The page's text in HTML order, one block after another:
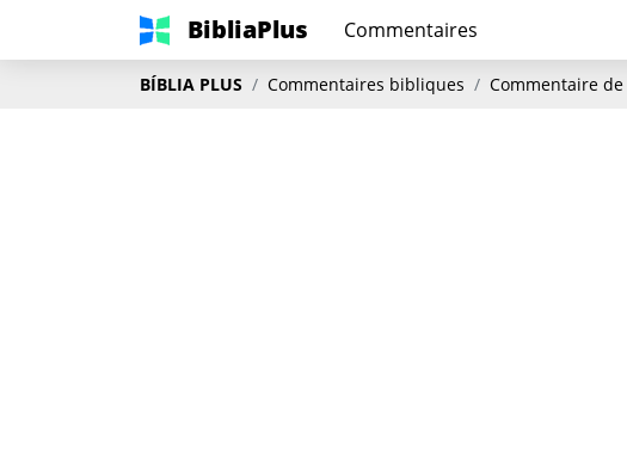
BibliaPlus Commentaires
BÍBLIA PLUS Commentaires bibliques Commentaire